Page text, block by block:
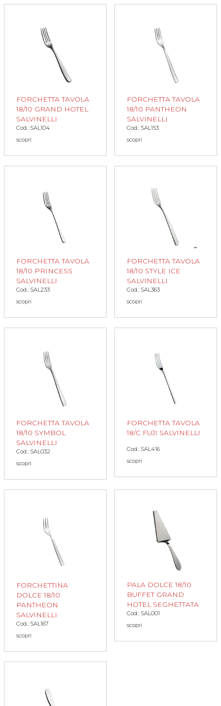
FORCHETTA TAVOLA
18/10 GRAND HOTEL
SALVINELLI
Cod.: SAL104
scopri
FORCHETTA TAVOLA
18/10 PANTHEON
SALVINELLI
Cod.: SAL153
scopri
FORCHETTA TAVOLA
18/10 PRINCESS
SALVINELLI
Cod.: SAL233
scopri
FORCHETTA TAVOLA
18/10 STYLE ICE
SALVINELLI
Cod.: SAL363
scopri
FORCHETTA TAVOLA
18/10 SYMBOL
SALVINELLI
Cod.: SAL032
scopri
FORCHETTA TAVOLA
18/C FUJI SALVINELLI
Cod.: SAL416
scopri
FORCHETTINA
DOLCE 18/10
PANTHEON
SALVINELLI
Cod.: SAL167
scopri
PALA DOLCE 18/10
BUFFET GRAND
HOTEL SEGHETTATA
Cod.: SAL001
scopri